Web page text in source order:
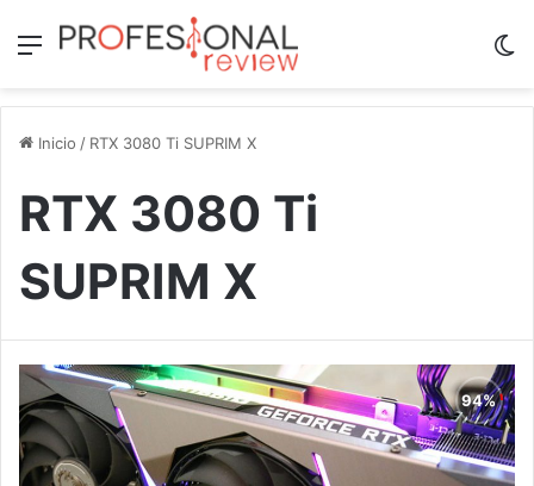
Menú
Inicio / RTX 3080 Ti SUPRIM X
RTX 3080 Ti
SUPRIM X